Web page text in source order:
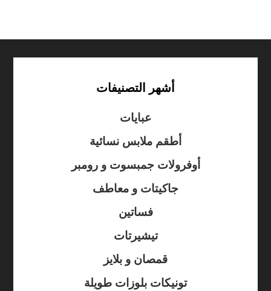
أشهر التصنيفات
عبايات
أطقم ملابس نسائية
أوفرولات جمبسوت و رومبر
جاكيتات و معاطف
فساتين
تيشيرتات
قمصان و بلايز
تونيكات بلوزات طويلة